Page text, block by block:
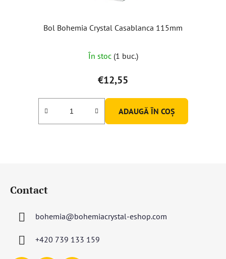
Bol Bohemia Crystal Casablanca 115mm
În stoc (1 buc.)
€12,55
ADAUGĂ ÎN COŞ
Contact
bohemia@bohemiacrystal-eshop.com
+420 739 133 159